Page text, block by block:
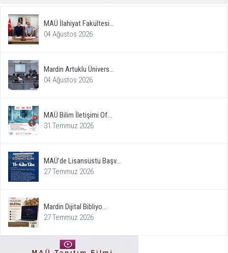
MAÜ İlahiyat Fakültesi...
04 Ağustos 2026
Mardin Artuklu Ünivers...
04 Ağustos 2026
MAÜ Bilim İletişimi Of...
31 Temmuz 2026
MAÜ’de Lisansüstü Başv...
27 Temmuz 2026
Mardin Dijital Bibliyo...
27 Temmuz 2026